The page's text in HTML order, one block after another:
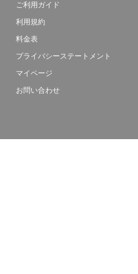
ご利用ガイド
利用規約
料金表
プライバシーステートメント
マイページ
お問い合わせ